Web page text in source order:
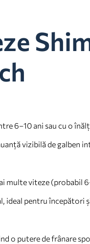
6–10 ani sau cu o
vizibilă de galben
multe viteze (probabil
ideal pentru începători
o putere de frânare